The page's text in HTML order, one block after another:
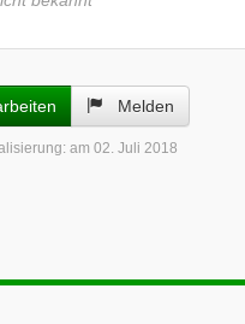
Melden
am 02. Juli 2018